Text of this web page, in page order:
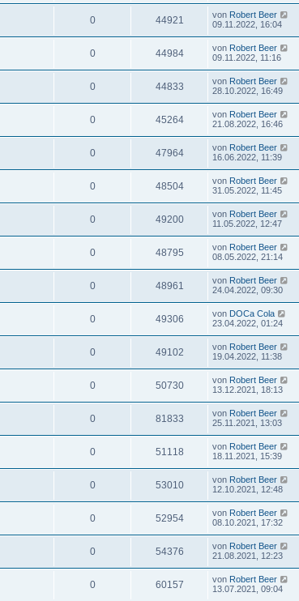
0 44921 von Robert Beer
09.11.2022, 16:04
0 44984 von Robert Beer
09.11.2022, 11:16
0 44833 von Robert Beer
28.10.2022, 16:49
0 45264 von Robert Beer
21.08.2022, 16:46
0 47964 von Robert Beer
16.06.2022, 11:39
0 48504 von Robert Beer
31.05.2022, 11:45
0 49200 von Robert Beer
11.05.2022, 12:47
0 48795 von Robert Beer
08.05.2022, 21:14
0 48961 von Robert Beer
24.04.2022, 09:30
0 49306 von DOCa Cola
23.04.2022, 01:24
0 49102 von Robert Beer
19.04.2022, 11:38
0 50730 von Robert Beer
13.12.2021, 18:13
0 81833 von Robert Beer
25.11.2021, 13:03
0 51118 von Robert Beer
18.11.2021, 15:39
0 53010 von Robert Beer
12.10.2021, 12:48
0 52954 von Robert Beer
08.10.2021, 17:32
0 54376 von Robert Beer
21.08.2021, 12:23
0 60157 von Robert Beer
13.07.2021, 09:04